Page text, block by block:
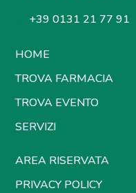
+39 0131 21 77 91
HOME
TROVA FARMACIA
TROVA EVENTO
SERVIZI
AREA RISERVATA
PRIVACY POLICY